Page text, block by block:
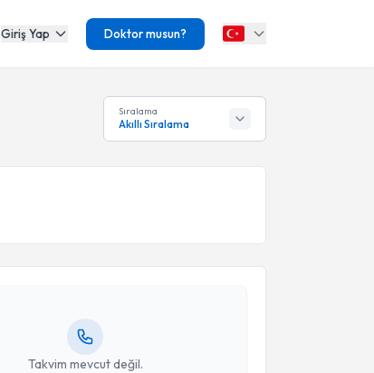
Giriş Yap Doktor musun?
Sıralama
Akıllı Sıralama
Takvim mevcut değil.